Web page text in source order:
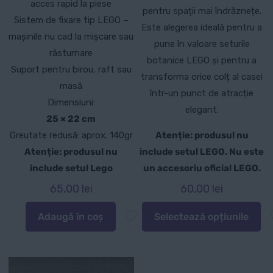
acces rapid la piese
Sistem de fixare tip LEGO –
mașinile nu cad la mișcare sau
răsturnare
Suport pentru birou, raft sau
masă
Dimensiuni:
25 × 22 cm
Greutate redusă: aprox. 140gr
Atenție: produsul nu
include setul Lego
65,00 lei
Adaugă în coș
pentru spații mai îndrăznețe.
Este alegerea ideală pentru a
pune în valoare seturile
botanice LEGO și pentru a
transforma orice colț al casei
într-un punct de atracție
elegant.
Atenție: produsul nu
include setul LEGO. Nu este
un accesoriu oficial LEGO.
60,00 lei
Selectează opțiunile
Acest